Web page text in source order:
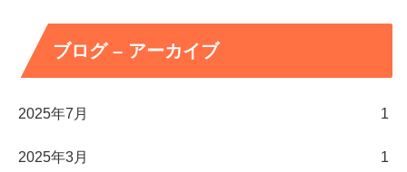
ブログ – アーカイブ
2025年7月 1
2025年3月 1